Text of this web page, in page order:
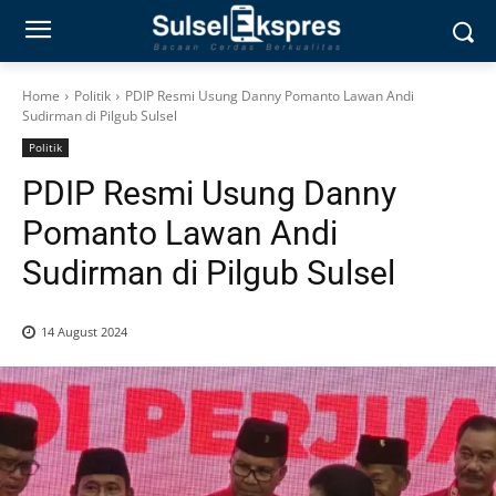
Home Politik
PDIP Resmi Usung Danny Pomanto Lawan Andi
Sudirman di Pilgub Sulsel
Politik
PDIP Resmi Usung Danny
Pomanto Lawan Andi
Sudirman di Pilgub Sulsel
14 August 2024